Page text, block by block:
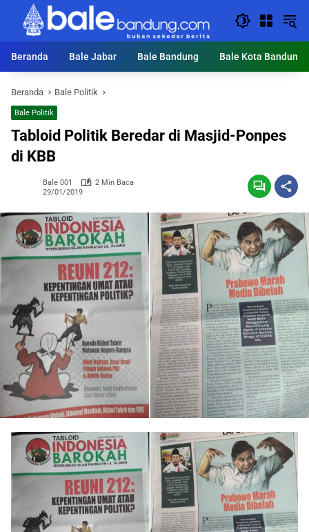
Langsung
konten
Beranda
Bale Jabar Bale Bandung Bale Kota Bandung
Beranda Bale Politik
Bale Politik
Tabloid Politik Beredar di Masjid-Ponpes
di KBB
Bale 001
2 Min Baca
29/01/2019